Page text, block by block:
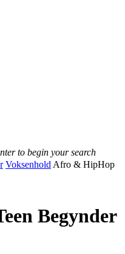
to begin your search
Voksenhold Afro & HipHop
Begynder